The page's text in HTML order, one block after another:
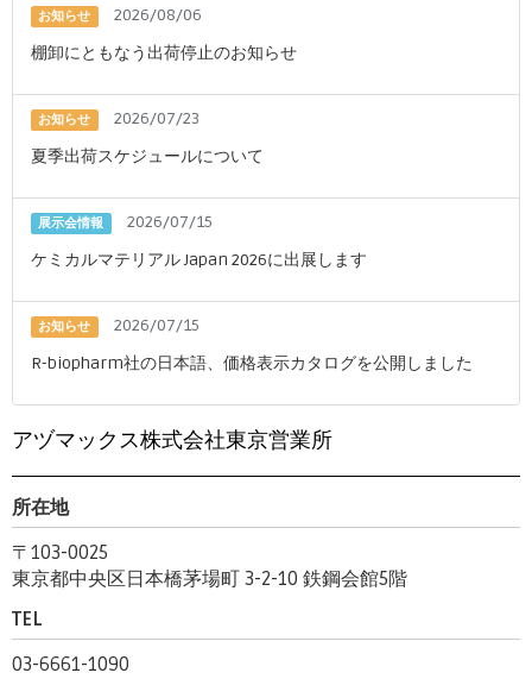
お知らせ
2026/08/06
棚卸にともなう出荷停止のお知らせ
お知らせ
2026/07/23
夏季出荷スケジュールについて
展示会情報
2026/07/15
ケミカルマテリアル Japan 2026に出展します
お知らせ
2026/07/15
R-biopharm社の日本語、価格表示カタログを公開しました
アヅマックス株式会社東京営業所
所在地
〒103-0025
東京都中央区日本橋茅場町 3-2-10 鉄鋼会館5階
TEL
03-6661-1090